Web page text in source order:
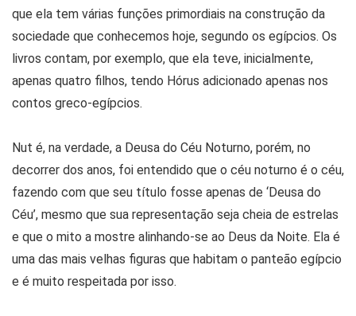
que ela tem várias funções primordiais na construção da
sociedade que conhecemos hoje, segundo os egípcios. Os
livros contam, por exemplo, que ela teve, inicialmente,
apenas quatro filhos, tendo Hórus adicionado apenas nos
contos greco-egípcios.
Nut é, na verdade, a Deusa do Céu Noturno, porém, no
decorrer dos anos, foi entendido que o céu noturno é o céu,
fazendo com que seu título fosse apenas de ‘Deusa do
Céu’, mesmo que sua representação seja cheia de estrelas
e que o mito a mostre alinhando-se ao Deus da Noite. Ela é
uma das mais velhas figuras que habitam o panteão egípcio
e é muito respeitada por isso.